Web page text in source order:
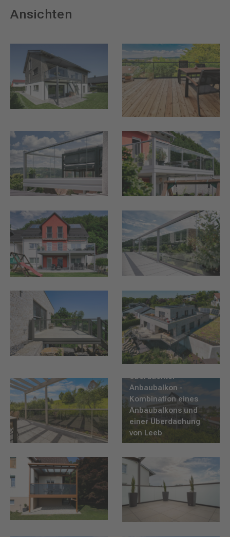
Ansichten
Überdachter
Anbaubalkon -
Kombination eines
Anbaubalkons und
einer Überdachung
von Leeb